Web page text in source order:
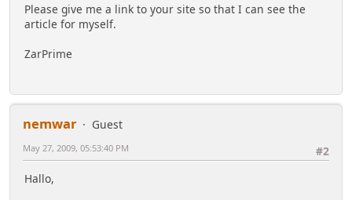
Please give me a link to your site so that I can see the
article for myself.
ZarPrime
nemwar
Guest
#2
May 27, 2009, 05:53:40 PM
Hallo,